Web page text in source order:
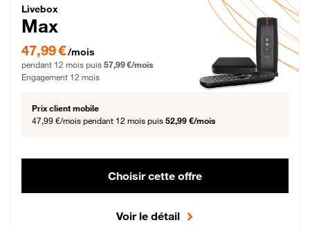
Livebox Max Fibre
Livebox
Max
47,99 € par mois pendant 12 mois puis 57,99 € par mois, Engagement 12 mois
47,99 €/mois
pendant 12 mois puis 57,99 €/mois
Engagement 12 mois
Prix client mobile
47,99 €/mois pendant 12 mois puis 52,99 €/mois
Choisir cette offre
Voir le détail